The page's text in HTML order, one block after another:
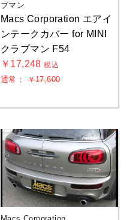
ブマン
Macs Corporation エアイ
ンテークカバー for MINI
クラブマン F54
￥17,248税込
通常：￥17,600